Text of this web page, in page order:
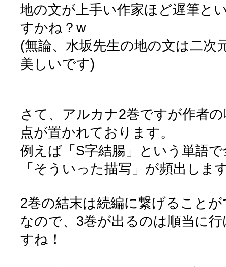
地の文が上手い作家ほど遅筆と
すかね？w
(無論、水坂先生の地の文は二次
美しいです)
さて、アルカナ2巻ですが作者
点が置かれております。
例えば「S字結腸」という単語
「そういった描写」が頻出しま
2巻の結末は続編に繋げること
なので、3巻が出るのは順当に
すね！